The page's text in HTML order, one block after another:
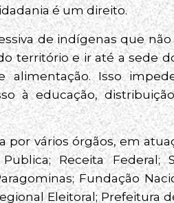
é um direito.
de indígenas que
território e ir até a sede
alimentação. Isso
à educação,
por vários órgãos, em
Receita Federal;
Fundação
Eleitoral; Prefeitura